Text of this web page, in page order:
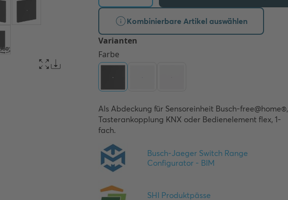
Kombinierbare Artikel auswählen
Als Abdeckung für Sensoreinheit Busch-free@home®,
Tasterankopplung KNX oder Bedienelement flex, 1-
fach.